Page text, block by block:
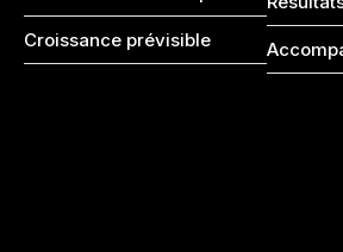
Croissance prévisible